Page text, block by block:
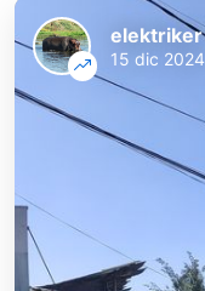
elektriker
15 dic 2024